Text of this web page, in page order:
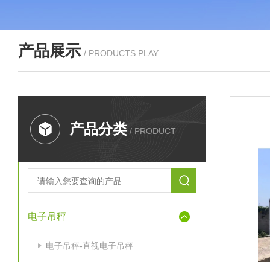
产品展示 / PRODUCTS PLAY
产品分类 / PRODUCT
电子吊秤
电子吊秤-直视电子吊秤